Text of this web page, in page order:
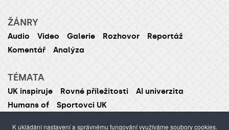
ŽÁNRY
Audio Video Galerie Rozhovor
Reportáž
Komentář
Analýza
TÉMATA
UK inspiruje Rovné příležitosti
AI univerzita
Humans of
Sportovci UK
K ukládání nastavení a správnému fungování využíváme soubory cookies.